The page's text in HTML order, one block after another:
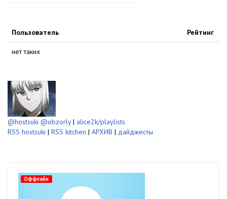
Пользователь Рейтинг
нет таких
@hostsuki @obzorly| alice2k/playlists
RSS hostsuki | RSS kitchen | АРХИВ | дайджесты
Оффлайн